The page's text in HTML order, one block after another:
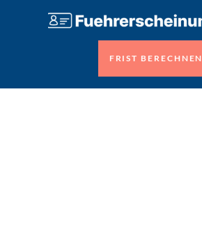
FRIST BERECHNEN